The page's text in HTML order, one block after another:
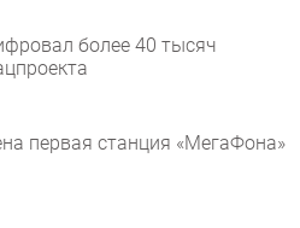
более 40 тысяч
первая станция «МегаФона»